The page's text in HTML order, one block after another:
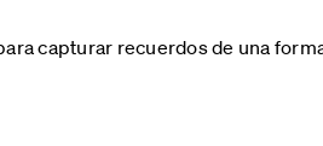
capturar recuerdos de una